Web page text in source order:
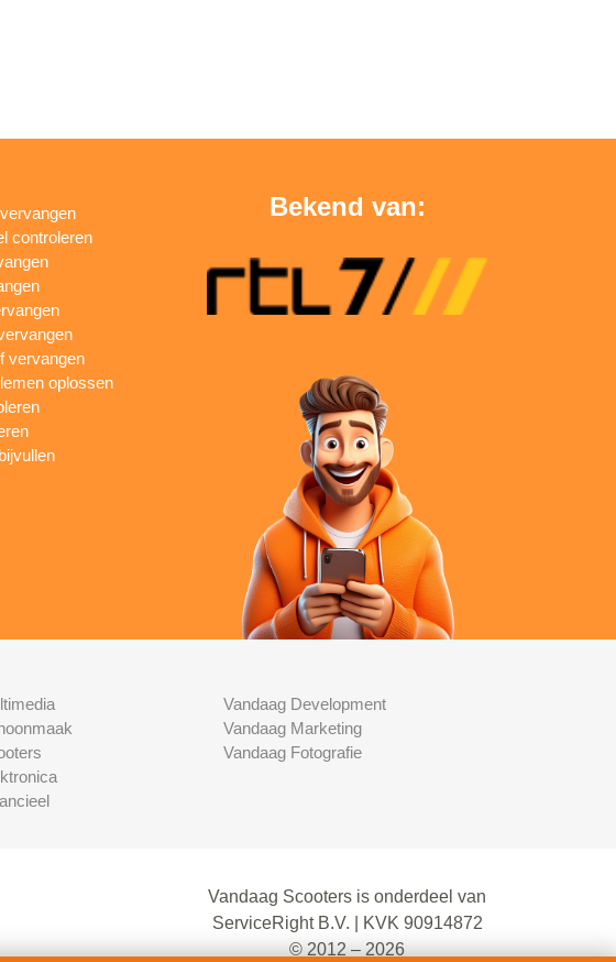
controleren
vervangen
oplossen
Bekend van:
Vandaag Development
Vandaag Marketing
Vandaag Fotografie
Vandaag Scooters is onderdeel van
ServiceRight B.V. | KVK 90914872
© 2012 – 2026